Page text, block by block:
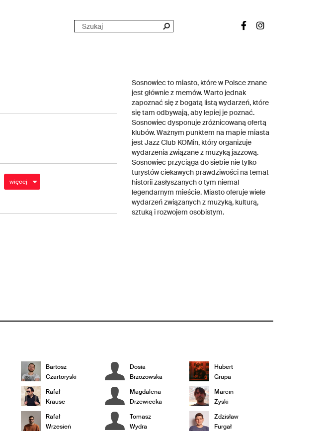
więcej
Sosnowiec to miasto, które w Polsce znane
jest głównie z memów. Warto jednak
zapoznać się z bogatą listą wydarzeń, które
się tam odbywają, aby lepiej je poznać.
Sosnowiec dysponuje zróżnicowaną ofertą
klubów. Ważnym punktem na mapie miasta
jest Jazz Club KOMin, który organizuje
wydarzenia związane z muzyką jazzową.
Sosnowiec przyciąga do siebie nie tylko
turystów ciekawych prawdziwości na temat
historii zasłyszanych o tym niemal
legendarnym mieście. Miasto oferuje wiele
wydarzeń związanych z muzyką, kulturą,
sztuką i rozwojem osobistym.
Bartosz
Czartoryski
Dosia
Brzozowska
Hubert
Grupa
Rafał
Krause
Magdalena
Drzewiecka
Marcin
Żyski
Rafał
Wrzesień
Tomasz
Wydra
Zdzisław
Furgał